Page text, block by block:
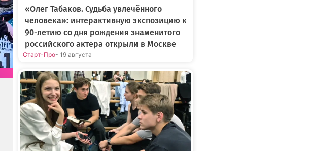
«Олег Табаков. Судьба увлечённого
человека»: интерактивную экспозицию к
90-летию со дня рождения знаменитого
российского актера открыли в Москве
Старт-Про- 19 августа